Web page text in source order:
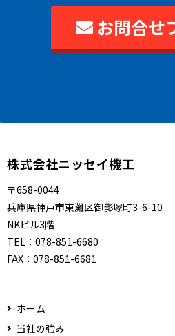
お問合せ
株式会社ニッセイ機工
〒658-0044
兵庫県神戸市東灘区御影塚町3-6-10
NKビル3階
TEL： 078-851-6680
FAX： 078-851-6681
ホーム
当社の強み